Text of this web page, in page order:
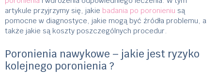
artykule przyjrzymy się, jakie badania po poronieniu są
pomocne w diagnostyce, jakie mogą być źródła problemu, a
także jakie są koszty poszczególnych procedur.
Poronienia nawykowe – jakie jest ryzyko
kolejnego poronienia ?